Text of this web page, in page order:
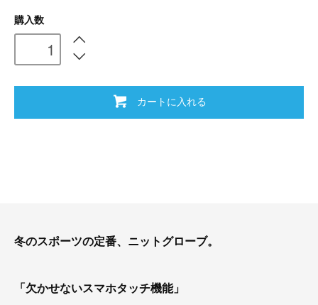
購入数
カートに入れる
冬のスポーツの定番、ニットグローブ。
「欠かせないスマホタッチ機能」